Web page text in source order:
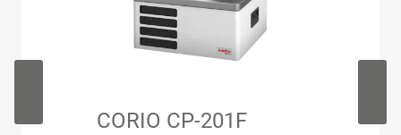
CORIO CP-201F